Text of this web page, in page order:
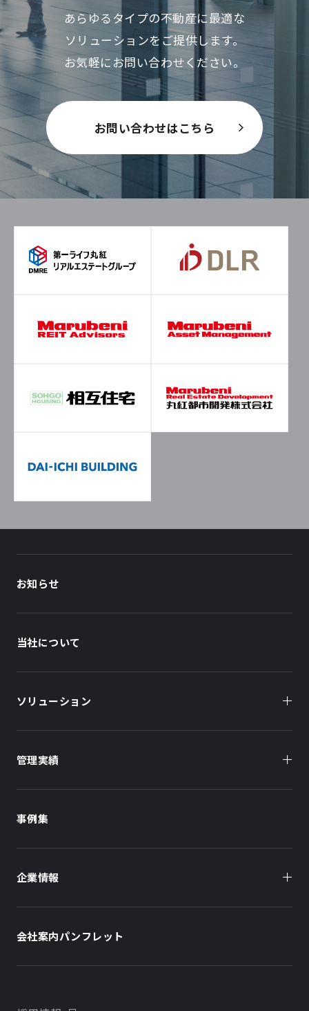
あらゆるタイプの不動産に最適な
ソリューションをご提供します。
お気軽にお問い合わせください。
お問い合わせはこちら
お知らせ
当社について
ソリューション
オーナー様向け
オフィスビル
住まい（社宅・賃貸住宅）
学校・教育施設
不動産開発をご検討の方へ
管理実績
住まい（賃貸住宅）
事例集
企業情報
会社案内パンフレット